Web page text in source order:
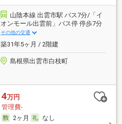
山陰本線 出雲市駅 バス7分/「イ
オンモール出雲前」バス停 停歩7分
その他の交通
築31年5ヶ月 / 2階建
島根県出雲市白枝町
4万円
管理費-
2ヶ月
なし